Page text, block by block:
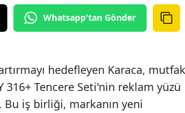
Whatsapp'tan Gönder
hedefleyen Karaca, mutfak
Tencere Seti'nin reklam yüzü
Bu iş birliği, markanın yeni